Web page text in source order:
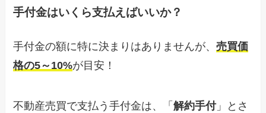
手付金はいくら支払えばいいか？
手付金の額に特に決まりはありませんが、売買価
格の5～ 10%が目安！
不動産売買で支払う手付金は、「解約手付」とさ